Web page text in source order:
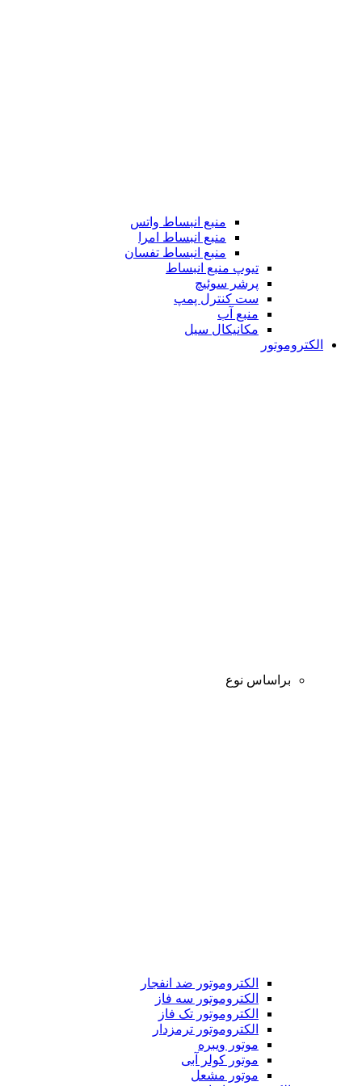
منبع انبساط واتس
منبع انبساط امرا
منبع انبساط تفسان
تیوپ منبع انبساط
پرشر سوئیچ
ست کنترل پمپ
منبع آب
مکانیکال سیل
الکتروموتور
براساس نوع
الکتروموتور ضد انفجار
الکتروموتور سه فاز
الکتروموتور تک فاز
الکتروموتور ترمزدار
موتور ویبره
موتور کولر آبی
موتور مشعل